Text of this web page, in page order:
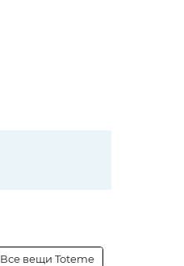
Все вещи Toteme